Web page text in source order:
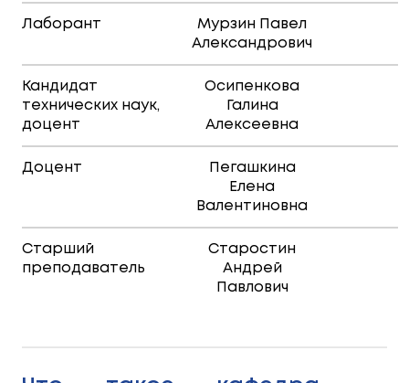
Лаборант
Мурзин Павел
Александрович
Кандидат
технических наук,
доцент
Осипенкова
Галина
Алексеевна
Доцент
Пегашкина
Елена
Валентиновна
Старший
преподаватель
Старостин
Андрей
Павлович